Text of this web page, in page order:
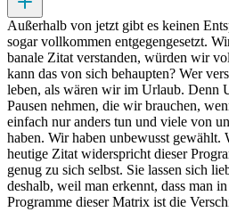
Außerhalb von jetzt gibt es keinen
sogar vollkommen entgegengesetzt.
banale Zitat verstanden, würden wir
kann das von sich behaupten? Wer
leben, als wären wir im Urlaub. Denn
Pausen nehmen, die wir brauchen,
einfach nur anders tun und viele von
haben. Wir haben unbewusst gewählt.
heutige Zitat widerspricht dieser
genug zu sich selbst. Sie lassen sich
deshalb, weil man erkennt, dass man
Programme dieser Matrix ist die